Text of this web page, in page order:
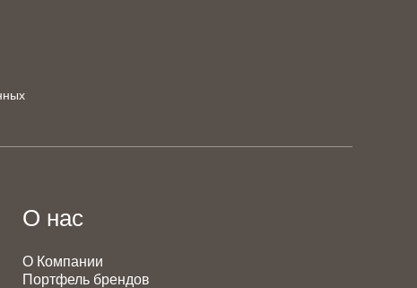
О нас
О Компании
Портфель брендов